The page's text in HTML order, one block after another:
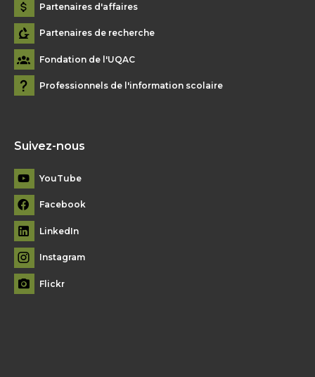
Partenaires d'affaires
Partenaires de recherche
Fondation de l'UQAC
Professionnels de l'information scolaire
Suivez-nous
YouTube
Facebook
LinkedIn
Instagram
Flickr